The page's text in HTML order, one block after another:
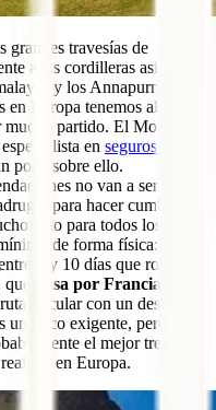
grandes travesías de
a las cordilleras asiáticas,
y los Annapurnas,
Europa tenemos algo
mucho partido. El Mont
en seguros de
poco sobre ello.
no van a ser para
para hacer cumbre en
apto para todos los
de forma física:
7 y 10 días que rodea el
pasa por Francia,
circular con un desnivel
un poco exigente, pero a
el mejor trekking
en Europa.